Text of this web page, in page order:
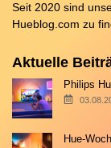
Seit 2020 sind
Hueblog.com zu
Aktuelle
Philips
Hue-